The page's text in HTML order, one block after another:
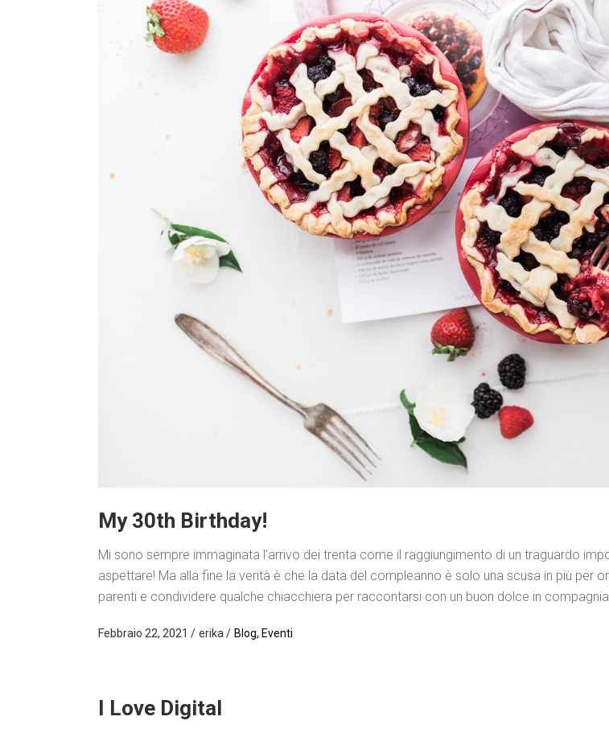
My 30th Birthday!
Mi sono sempre immaginata l'arrivo dei trenta come il raggiungimento di un traguardo
aspettare! Ma alla fine la verità è che la data del compleanno è solo una scusa in più per
parenti e condividere qualche chiacchiera per raccontarsi con un buon dolce in
Febbraio 22, 2021 erika Blog, Eventi
I Love Digital